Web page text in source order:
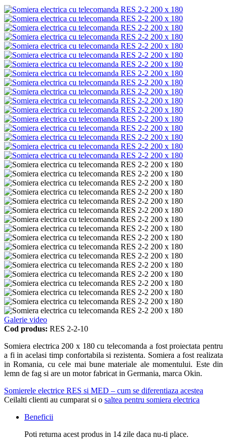
Galerie video
Cod produs: RES 2-2-10
Somiera electrica 200 x 180 cu telecomanda a fost proiectata pentru
a fi in acelasi timp confortabila si rezistenta. Somiera a fost realizata
in Romania, cu cele mai bune materiale ale momentului. Este din
lemn de fag si are un motor fabricat in Germania, marca Okin.
Somierele electrice RES si MED – cum se diferentiaza acestea
Ceilalti clienti au cumparat si o saltea pentru somiera electrica
Beneficii
Poti returna acest produs in 14 zile daca nu-ti place.